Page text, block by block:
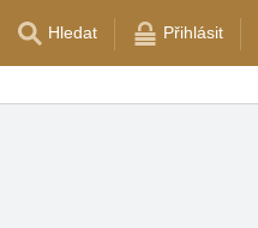
Hledat Přihlásit